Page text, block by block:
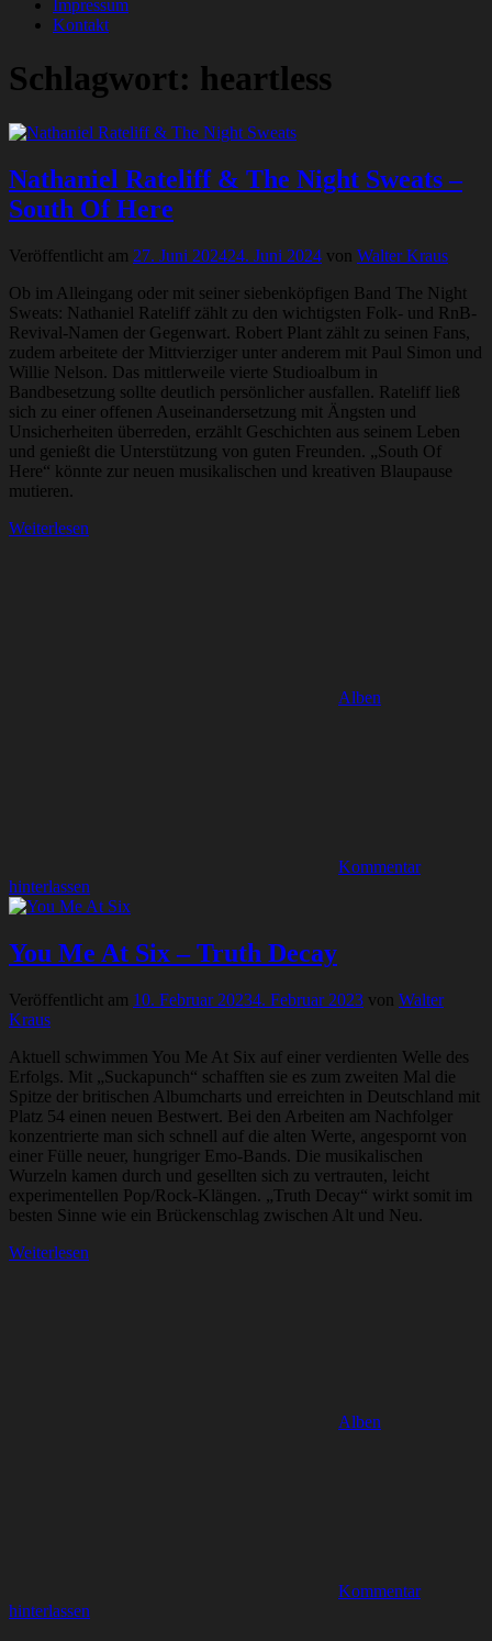
Impressum
Kontakt
Schlagwort: heartless
Nathaniel Rateliff & The Night Sweats –
South Of Here
Veröffentlicht am 27. Juni 202424. Juni 2024 von Walter Kraus
Ob im Alleingang oder mit seiner siebenköpfigen Band The Night
Sweats: Nathaniel Rateliff zählt zu den wichtigsten Folk- und RnB-
Revival-Namen der Gegenwart. Robert Plant zählt zu seinen Fans,
zudem arbeitete der Mittvierziger unter anderem mit Paul Simon und
Willie Nelson. Das mittlerweile vierte Studioalbum in
Bandbesetzung sollte deutlich persönlicher ausfallen. Rateliff ließ
sich zu einer offenen Auseinandersetzung mit Ängsten und
Unsicherheiten überreden, erzählt Geschichten aus seinem Leben
und genießt die Unterstützung von guten Freunden. „South Of
Here“ könnte zur neuen musikalischen und kreativen Blaupause
mutieren.
Weiterlesen
Alben
Kommentar
hinterlassen
You Me At Six – Truth Decay
Veröffentlicht am 10. Februar 20234. Februar 2023 von Walter
Kraus
Aktuell schwimmen You Me At Six auf einer verdienten Welle des
Erfolgs. Mit „Suckapunch“ schafften sie es zum zweiten Mal die
Spitze der britischen Albumcharts und erreichten in Deutschland mit
Platz 54 einen neuen Bestwert. Bei den Arbeiten am Nachfolger
konzentrierte man sich schnell auf die alten Werte, angespornt von
einer Fülle neuer, hungriger Emo-Bands. Die musikalischen
Wurzeln kamen durch und gesellten sich zu vertrauten, leicht
experimentellen Pop/Rock-Klängen. „Truth Decay“ wirkt somit im
besten Sinne wie ein Brückenschlag zwischen Alt und Neu.
Weiterlesen
Alben
Kommentar
hinterlassen